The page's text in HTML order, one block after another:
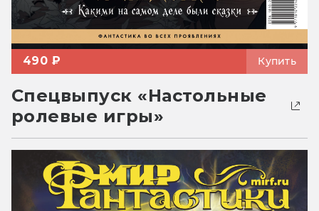
490 ₽ Купить
Спецвыпуск «Настольные
ролевые игры»